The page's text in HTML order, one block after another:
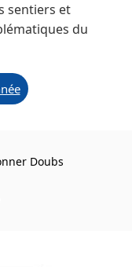
sentiers et
du
Doubs